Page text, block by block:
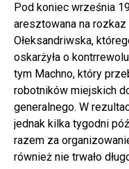
Pod koniec września
aresztowana na
Ołeksandriwska,
oskarżyła o
tym Machno, który
robotników miejskich
generalnego. W
jednak kilka tygodni
razem za
również nie trwało